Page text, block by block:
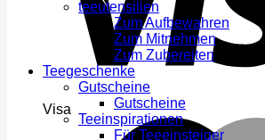
Visa
teeutensilien
Zum Aufbewahren
Zum Mitnehmen
Zum Zubereiten
Teegeschenke
Gutscheine
Gutscheine
Teeinspirationen
Für Teeeinsteiger